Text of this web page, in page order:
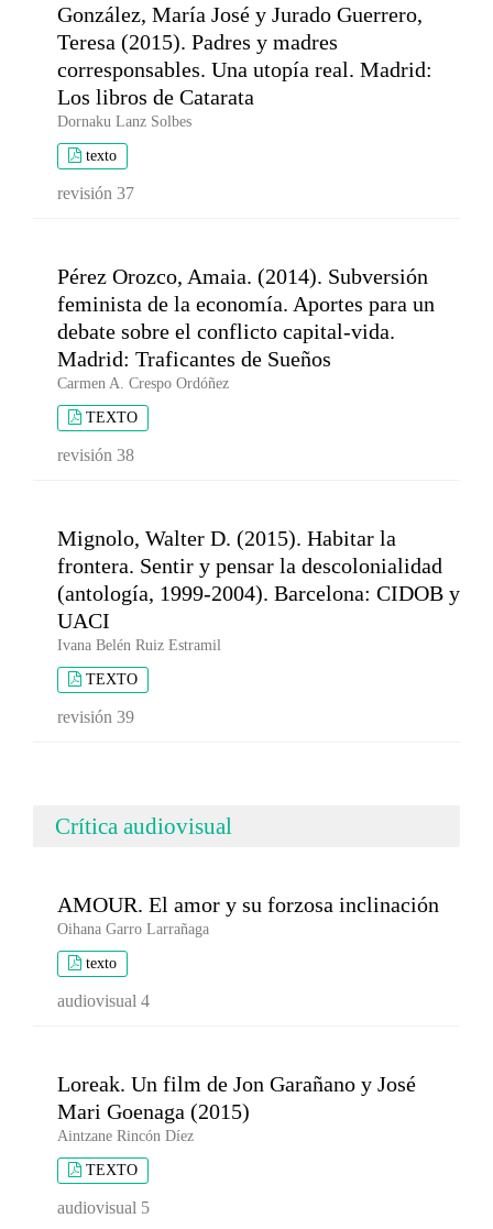
González, María José y Jurado Guerrero,
Teresa (2015). Padres y madres
corresponsables. Una utopía real. Madrid:
Los libros de Catarata
Dornaku Lanz Solbes
texto
revisión 37
Pérez Orozco, Amaia. (2014). Subversión
feminista de la economía. Aportes para un
debate sobre el conflicto capital-vida.
Madrid: Traficantes de Sueños
Carmen A. Crespo Ordóñez
TEXTO
revisión 38
Mignolo, Walter D. (2015). Habitar la
frontera. Sentir y pensar la descolonialidad
(antología, 1999-2004). Barcelona: CIDOB y
UACI
Ivana Belén Ruiz Estramil
TEXTO
revisión 39
Crítica audiovisual
AMOUR. El amor y su forzosa inclinación
Oihana Garro Larrañaga
texto
audiovisual 4
Loreak. Un film de Jon Garañano y José
Mari Goenaga (2015)
Aintzane Rincón Díez
TEXTO
audiovisual 5